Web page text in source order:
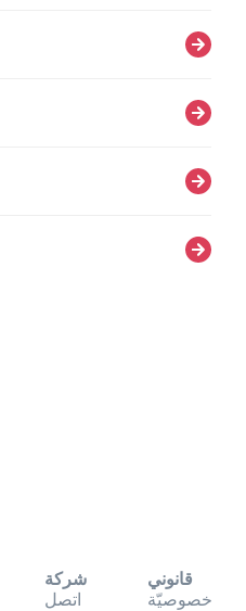
شركة
اتصل
قانوني
خصوصيّة